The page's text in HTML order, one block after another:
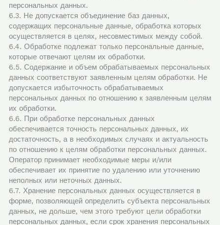
персональных данных.
6.3. Не допускается объединение баз данных,
содержащих персональные данные, обработка которых
осуществляется в целях, несовместимых между собой.
6.4. Обработке подлежат только персональные данные,
которые отвечают целям их обработки.
6.5. Содержание и объем обрабатываемых персональных
данных соответствуют заявленным целям обработки. Не
допускается избыточность обрабатываемых
персональных данных по отношению к заявленным целям
их обработки.
6.6. При обработке персональных данных
обеспечивается точность персональных данных, их
достаточность, а в необходимых случаях и актуальность
по отношению к целям обработки персональных данных.
Оператор принимает необходимые меры и/или
обеспечивает их принятие по удалению или уточнению
неполных или неточных данных.
6.7. Хранение персональных данных осуществляется в
форме, позволяющей определить субъекта персональных
данных, не дольше, чем этого требуют цели обработки
персональных данных, если срок хранения персональных